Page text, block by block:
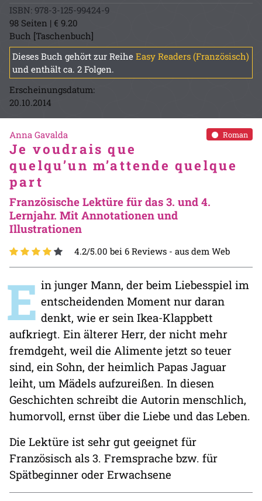
ISBN: 978-3-125-99424-9
98 Seiten | € 9.20
Buch [Taschenbuch]
Dieses Buch gehört zur Reihe Easy Readers (Französisch)
und enthält ca. 2 Folgen.
Erscheinungsdatum:
20.10.2014
Roman
Anna Gavalda
Je voudrais que
quelqu’un m’attende quelque
part
Französische Lektüre für das 3. und 4.
Lernjahr. Mit Annotationen und
Illustrationen
4.2/5.00 bei 6 Reviews - aus dem Web
E in junger Mann, der beim Liebesspiel im
entscheidenden Moment nur daran
denkt, wie er sein Ikea-Klappbett
aufkriegt. Ein älterer Herr, der nicht mehr
fremdgeht, weil die Alimente jetzt so teuer
sind, ein Sohn, der heimlich Papas Jaguar
leiht, um Mädels aufzureißen. In diesen
Geschichten schreibt die Autorin menschlich,
humorvoll, ernst über die Liebe und das Leben.
Die Lektüre ist sehr gut geeignet für
Französisch als 3. Fremsprache bzw. für
Spätbeginner oder Erwachsene